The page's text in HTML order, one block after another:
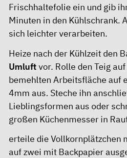
Frischhaltefolie ein und gib
Minuten in den Kühlschrank.
sich leichter verarbeiten.
Heize nach der Kühlzeit den
Umluft vor. Rolle den Teig
bemehlten Arbeitsfläche auf
4mm aus. Steche ihn
Lieblingsformen aus oder
großen Küchenmesser in
erteile die Vollkornplätzchen
auf zwei mit Backpapier